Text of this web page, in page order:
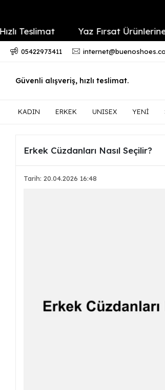
Yaz Fırsat Ürünlerine
05422973411
Güvenli alışveriş, hızlı teslimat.
KADIN ERKEK UNISEX YENİ
Erkek Cüzdanları Nasıl Seçilir?
Tarih: 20.04.2026 16:48